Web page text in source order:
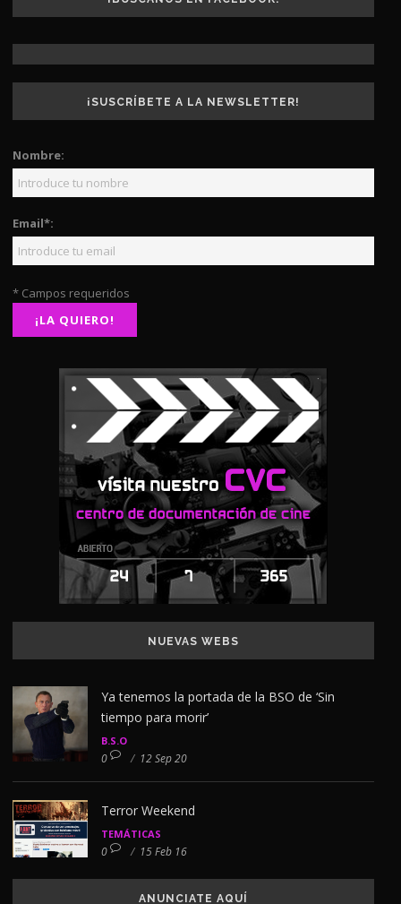
¡SUSCRÍBETE A LA NEWSLETTER!
Nombre:
Email*:
* Campos requeridos
NUEVAS WEBS
Ya tenemos la portada de la BSO de ‘Sin
tiempo para morir’
B.S.O
0 / 12 Sep 20
Terror Weekend
TEMÁTICAS
0 / 15 Feb 16
ANUNCIATE AQUÍ